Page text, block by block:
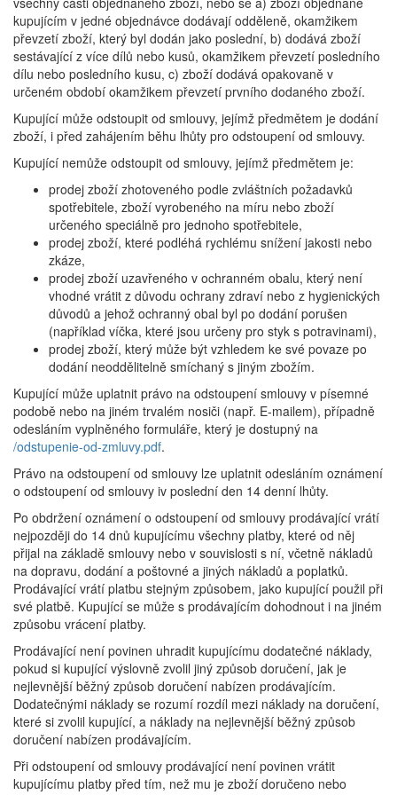
kupujícím v jedné objednávce dodávají odděleně, okamžikem
převzetí zboží, který byl dodán jako poslední, b) dodává zboží
sestávající z více dílů nebo kusů, okamžikem převzetí posledního
dílu nebo posledního kusu, c) zboží dodává opakovaně v
určeném období okamžikem převzetí prvního dodaného zboží.
Kupující může odstoupit od smlouvy, jejímž předmětem je dodání
zboží, i před zahájením běhu lhůty pro odstoupení od smlouvy.
Kupující nemůže odstoupit od smlouvy, jejímž předmětem je:
prodej zboží zhotoveného podle zvláštních požadavků
spotřebitele, zboží vyrobeného na míru nebo zboží
určeného speciálně pro jednoho spotřebitele,
prodej zboží, které podléhá rychlému snížení jakosti nebo
zkáze,
prodej zboží uzavřeného v ochranném obalu, který není
vhodné vrátit z důvodu ochrany zdraví nebo z hygienických
důvodů a jehož ochranný obal byl po dodání porušen
(například víčka, které jsou určeny pro styk s potravinami),
prodej zboží, který může být vzhledem ke své povaze po
dodání neoddělitelně smíchaný s jiným zbožím.
Kupující může uplatnit právo na odstoupení smlouvy v písemné
podobě nebo na jiném trvalém nosiči (např. E-mailem), případně
odesláním vyplněného formuláře, který je dostupný na
/odstupenie-od-zmluvy.pdf.
Právo na odstoupení od smlouvy lze uplatnit odesláním oznámení
o odstoupení od smlouvy iv poslední den 14 denní lhůty.
Po obdržení oznámení o odstoupení od smlouvy prodávající vrátí
nejpozději do 14 dnů kupujícímu všechny platby, které od něj
přijal na základě smlouvy nebo v souvislosti s ní, včetně nákladů
na dopravu, dodání a poštovné a jiných nákladů a poplatků.
Prodávající vrátí platbu stejným způsobem, jako kupující použil při
své platbě. Kupující se může s prodávajícím dohodnout i na jiném
způsobu vrácení platby.
Prodávající není povinen uhradit kupujícímu dodatečné náklady,
pokud si kupující výslovně zvolil jiný způsob doručení, jak je
nejlevnější běžný způsob doručení nabízen prodávajícím.
Dodatečnými náklady se rozumí rozdíl mezi náklady na doručení,
které si zvolil kupující, a náklady na nejlevnější běžný způsob
doručení nabízen prodávajícím.
Při odstoupení od smlouvy prodávající není povinen vrátit
kupujícímu platby před tím, než mu je zboží doručeno nebo